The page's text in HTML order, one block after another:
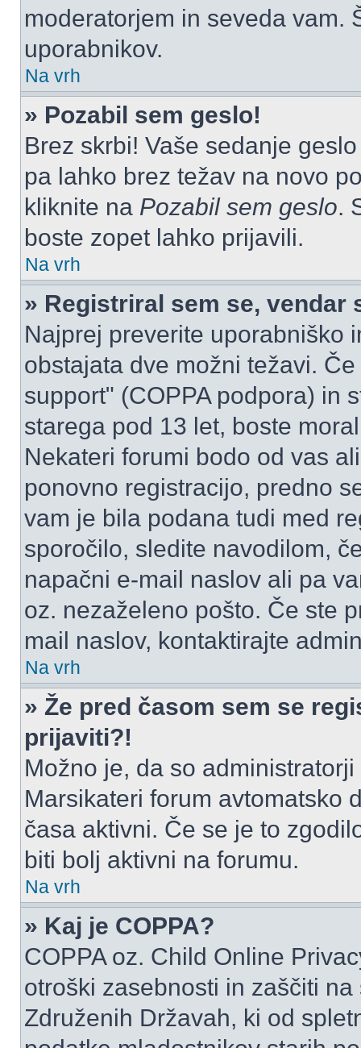
moderatorjem in seveda vam.
uporabnikov.
Na vrh
» Pozabil sem geslo!
Brez skrbi! Vaše sedanje
pa lahko brez težav na novo
kliknite na Pozabil sem geslo.
boste zopet lahko prijavili.
Na vrh
» Registriral sem se, vendar
Najprej preverite uporabniško
obstajata dve možni težavi.
support" (COPPA podpora) in
starega pod 13 let, boste
Nekateri forumi bodo od vas
ponovno registracijo, predno
vam je bila podana tudi med
sporočilo, sledite navodilom,
napačni e-mail naslov ali pa
oz. nezaželeno pošto. Če ste
mail naslov, kontaktirajte
Na vrh
» Že pred časom sem se
prijaviti?!
Možno je, da so
Marsikateri forum avtomatsko
časa aktivni. Če se je to
biti bolj aktivni na forumu.
Na vrh
» Kaj je COPPA?
COPPA oz. Child Online
otroški zasebnosti in zaščiti
Združenih Državah, ki od